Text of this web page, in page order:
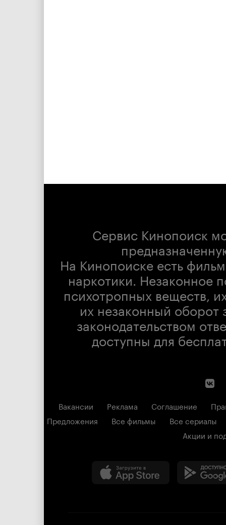
Сервис Кинопоиск
На Кинопоиске есть
наркотики. Незаконное
психотропных веществ,
их незаконный оборот
законодательством
доступны для
Вакансии Реклама Соглашение
Предложения
Все фильмы
Все сериалы
Акции и